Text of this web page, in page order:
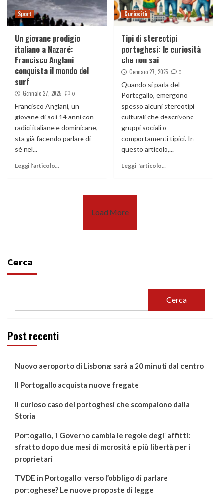
Sport
Un giovane prodigio
italiano a Nazaré:
Francisco Anglani
conquista il mondo del
surf
Gennaio 27, 2025 0
Francisco Anglani, un
giovane di soli 14 anni con
radici italiane e dominicane,
sta già facendo parlare di
sé nel...
Leggi l'articolo...
Curiosità
Tipi di stereotipi
portoghesi: le curiosità
che non sai
Gennaio 27, 2025 0
Quando si parla del
Portogallo, emergono
spesso alcuni stereotipi
culturali che descrivono
gruppi sociali o
comportamenti tipici. In
questo articolo,...
Leggi l'articolo...
Load More
Cerca
Cerca
Post recenti
Nuovo aeroporto di Lisbona: sarà a 20 minuti dal centro
Il Portogallo acquista nuove fregate
Il curioso caso dei portoghesi che scompaiono dalla
Storia
Portogallo, il Governo cambia le regole degli affitti:
sfratto dopo due mesi di morosità e più libertà per i
proprietari
TVDE in Portogallo: verso l’obbligo di parlare
portoghese? Le nuove proposte di legge